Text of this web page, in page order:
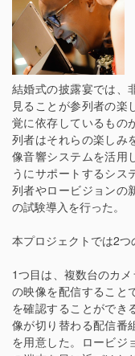
結婚式の披露宴では、
見ることが参列者の楽
覚に依存しているもの
列者はそれらの楽しみ
像音響システムを活用
うにサポートするシス
列者やロービジョンの
の試験導入を行った。
本プロジェクトでは2つ
1つ目は、複数台のカ
の映像を配信すること
を確認することができ
像が切り替わる配信番
を用意した。ロービジ